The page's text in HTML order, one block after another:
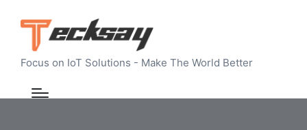
Focus on IoT Solutions - Make The World Better